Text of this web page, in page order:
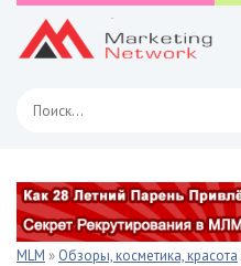
MLM » Обзоры, косметика, красота